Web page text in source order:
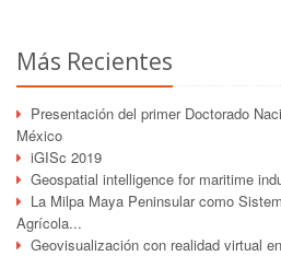
Más Recientes
Presentación del primer Doctorado
México
iGISc 2019
Geospatial intelligence for maritime
La Milpa Maya Peninsular como
Agrícola...
Geovisualización con realidad virtual